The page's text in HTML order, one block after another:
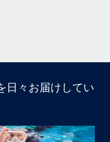
す
ご利用が続いていて
ナナボートに船上
日々お届けしてい